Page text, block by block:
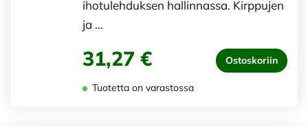
ihotulehduksen hallinnassa. Kirppujen
ja …
31,27 € Ostoskoriin
Tuotetta on varastossa